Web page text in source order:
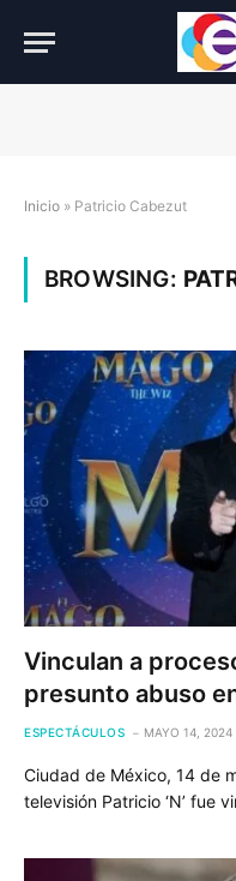
Inicio » Patricio Cabezut
BROWSING:
Vinculan a
presunto abuso
ESPECTÁCULOS MAYO 14, 2024
Ciudad de México, 14 de
televisión Patricio ‘N’ fue